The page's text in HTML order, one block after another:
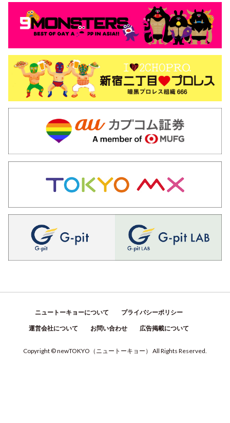
ニュートーキョーについて プライバシーポリシー
運営会社について お問い合わせ 広告掲載について
Copyright © newTOKYO （ ニュートーキョー ） All Rights Reserved.